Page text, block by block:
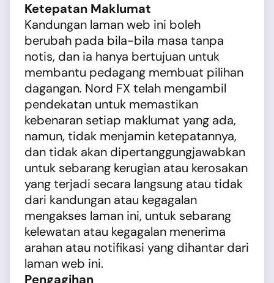
Ketepatan Maklumat
Kandungan laman web ini boleh
berubah pada bila-bila masa tanpa
notis, dan ia hanya bertujuan untuk
membantu pedagang membuat pilihan
dagangan. Nord FX telah mengambil
pendekatan untuk memastikan
kebenaran setiap maklumat yang ada,
namun, tidak menjamin ketepatannya,
dan tidak akan dipertanggungjawabkan
untuk sebarang kerugian atau kerosakan
yang terjadi secara langsung atau tidak
dari kandungan atau kegagalan
mengakses laman ini, untuk sebarang
kelewatan atau kegagalan menerima
arahan atau notifikasi yang dihantar dari
laman web ini.
Pengagihan